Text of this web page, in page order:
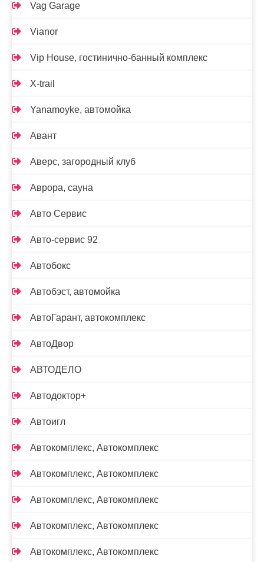
Vag Garage
Vianor
Vip House, гостинично-банный комплекс
X-trail
Yanamoyke, автомойка
Авант
Аверс, загородный клуб
Аврора, сауна
Авто Сервис
Авто-сервис 92
Автобокс
Автобэст, автомойка
АвтоГарант, автокомплекс
АвтоДвор
АВТОДЕЛО
Автодоктор+
Автоигл
Автокомплекс, Автокомплекс
Автокомплекс, Автокомплекс
Автокомплекс, Автокомплекс
Автокомплекс, Автокомплекс
Автокомплекс, Автокомплекс